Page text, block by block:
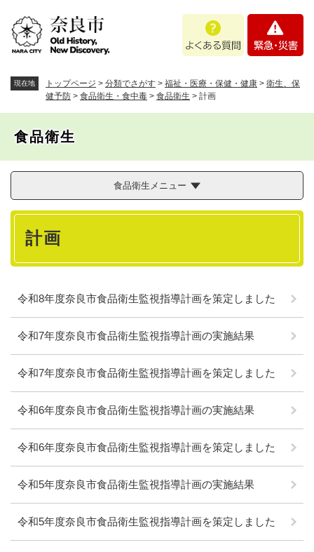
あ
問
・
現在地 トップページ > 分類でさがす > 福祉・医療・保健・健康 > 衛生、保
健予防 > 食品衛生・食中毒 > 食品衛生 > 計画
食品衛生
食品衛生メニュー
本
計画
令和8年度奈良市食品衛生監視指導計画を策定しました
令和7年度奈良市食品衛生監視指導計画の実施結果
令和7年度奈良市食品衛生監視指導計画を策定しました
令和6年度奈良市食品衛生監視指導計画の実施結果
令和6年度奈良市食品衛生監視指導計画を策定しました
令和5年度奈良市食品衛生監視指導計画の実施結果
令和5年度奈良市食品衛生監視指導計画を策定しました